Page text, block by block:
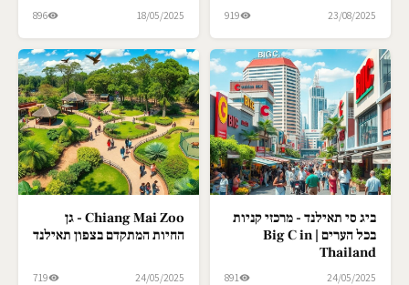
23/08/2025
919
18/05/2025
896
ביג סי תאילנד - מרכזי קניות
בכל הערים | Big C in
Thailand
24/05/2025
891
Chiang Mai Zoo - גן
החיות המתקדם בצפון תאילנד
24/05/2025
719